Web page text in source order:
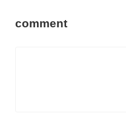
comment